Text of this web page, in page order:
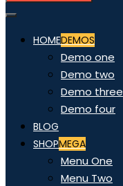
HOMEDEMOS
Demo one
Demo two
Demo three
Demo four
BLOG
SHOPMEGA
Menu One
Menu Two